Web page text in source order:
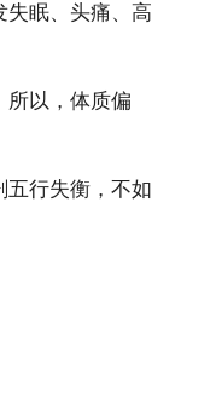
失眠、头痛、高
所以，体质偏
五行失衡，不如